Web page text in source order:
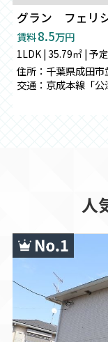
グラン フェリ
賃料8.5万円
1LDK | 35.79㎡ | 予定
人